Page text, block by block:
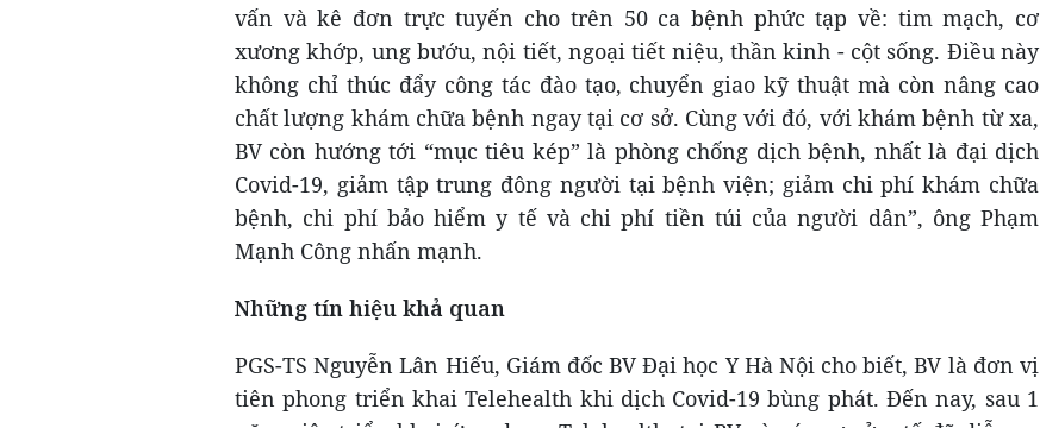
vấn và kê đơn trực tuyến cho trên 50 ca bệnh phức tạp về: tim mạch, cơ
xương khớp, ung bướu, nội tiết, ngoại tiết niệu, thần kinh - cột sống. Điều này
không chỉ thúc đẩy công tác đào tạo, chuyển giao kỹ thuật mà còn nâng cao
chất lượng khám chữa bệnh ngay tại cơ sở. Cùng với đó, với khám bệnh từ xa,
BV còn hướng tới “mục tiêu kép” là phòng chống dịch bệnh, nhất là đại dịch
Covid-19, giảm tập trung đông người tại bệnh viện; giảm chi phí khám chữa
bệnh, chi phí bảo hiểm y tế và chi phí tiền túi của người dân”, ông Phạm
Mạnh Công nhấn mạnh.
Những tín hiệu khả quan
PGS-TS Nguyễn Lân Hiếu, Giám đốc BV Đại học Y Hà Nội cho biết, BV là đơn vị
tiên phong triển khai Telehealth khi dịch Covid-19 bùng phát. Đến nay, sau 1